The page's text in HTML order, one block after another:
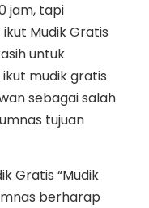
jam, tapi
Mudik Gratis
untuk
mudik gratis
sebagai salah
tujuan
Gratis “Mudik
berharap